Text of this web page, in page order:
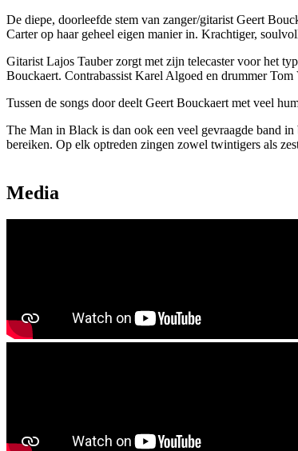
De diepe, doorleefde stem van zanger/gitarist Geert
Carter op haar geheel eigen manier in. Krachtiger,
Gitarist Lajos Tauber zorgt met zijn telecaster voor het
Bouckaert. Contrabassist Karel Algoed en drummer
Tussen de songs door deelt Geert Bouckaert met veel
The Man in Black is dan ook een veel gevraagde band
bereiken. Op elk optreden zingen zowel twintigers als
Media